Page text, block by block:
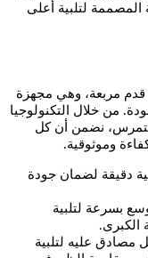
المصممة لتلبية أعلى
على مساحة 1.5 مليون قدم مربعة، وهي مجهزة
من خلال التكنولوجيا
متمرس، نضمن أن كل
وموثوقية.
دقيقة لضمان جودة
بسرعة لتلبية
الكبرى.
مصادق عليه لتلبية